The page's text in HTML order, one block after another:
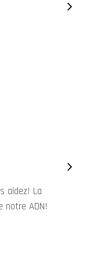
aidez! La
ADN!